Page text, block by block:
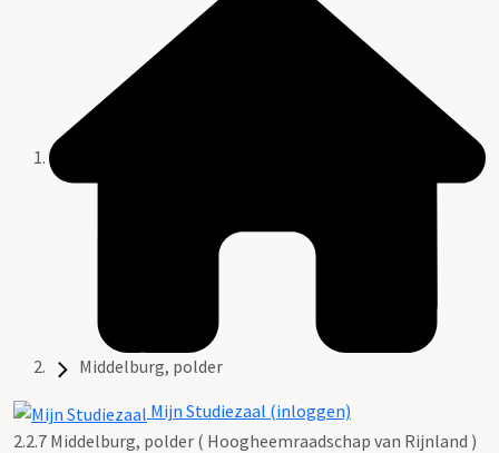
Middelburg, polder
Mijn Studiezaal (inloggen)
2.2.7 Middelburg, polder ( Hoogheemraadschap van Rijnland )